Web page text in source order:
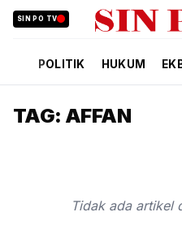
SIN PO TV
POLITIK HUKUM
TAG: AFFAN
Tidak ada artikel